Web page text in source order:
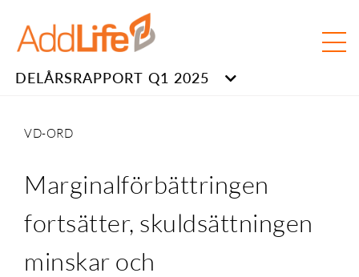
DELÅRSRAPPORT Q1 2025
VD-ORD
Marginalförbättringen
fortsätter, skuldsättningen
minskar och